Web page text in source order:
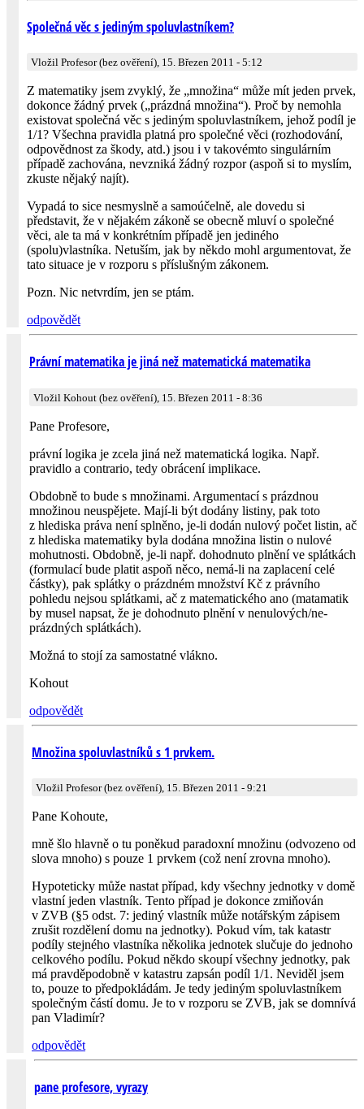
Společná věc s jediným spoluvlastníkem?
Vložil Profesor (bez ověření), 15. Březen 2011 - 5:12
Z matematiky jsem zvyklý, že „množina“ může mít jeden prvek,
dokonce žádný prvek („prázdná množina“). Proč by nemohla
existovat společná věc s jediným spoluvlastníkem, jehož podíl je
1/1? Všechna pravidla platná pro společné věci (rozhodování,
odpovědnost za škody, atd.) jsou i v takovémto singulárním
případě zachována, nevzniká žádný rozpor (aspoň si to myslím,
zkuste nějaký najít).
Vypadá to sice nesmyslně a samoúčelně, ale dovedu si
představit, že v nějakém zákoně se obecně mluví o společné
věci, ale ta má v konkrétním případě jen jediného
(spolu)vlastníka. Netuším, jak by někdo mohl argumentovat, že
tato situace je v rozporu s příslušným zákonem.
Pozn. Nic netvrdím, jen se ptám.
odpovědět
Právní matematika je jiná než matematická matematika
Vložil Kohout (bez ověření), 15. Březen 2011 - 8:36
Pane Profesore,
právní logika je zcela jiná než matematická logika. Např.
pravidlo a contrario, tedy obrácení implikace.
Obdobně to bude s množinami. Argumentací s prázdnou
množinou neuspějete. Mají-li být dodány listiny, pak toto
z hlediska práva není splněno, je-li dodán nulový počet listin, ač
z hlediska matematiky byla dodána množina listin o nulové
mohutnosti. Obdobně, je-li např. dohodnuto plnění ve splátkách
(formulací bude platit aspoň něco, nemá-li na zaplacení celé
částky), pak splátky o prázdném množství Kč z právního
pohledu nejsou splátkami, ač z matematického ano (matamatik
by musel napsat, že je dohodnuto plnění v nenulových/ne­
prázdných splátkách).
Možná to stojí za samostatné vlákno.
Kohout
odpovědět
Množina spoluvlastníků s 1 prvkem.
Vložil Profesor (bez ověření), 15. Březen 2011 - 9:21
Pane Kohoute,
mně šlo hlavně o tu poněkud paradoxní množinu (odvozeno od
slova mnoho) s pouze 1 prvkem (což není zrovna mnoho).
Hypoteticky může nastat případ, kdy všechny jednotky v domě
vlastní jeden vlastník. Tento případ je dokonce zmiňován
v ZVB (§5 odst. 7: jediný vlastník může notářským zápisem
zrušit rozdělení domu na jednotky). Pokud vím, tak katastr
podíly stejného vlastníka několika jednotek slučuje do jednoho
celkového podílu. Pokud někdo skoupí všechny jednotky, pak
má pravděpodobně v katastru zapsán podíl 1/1. Neviděl jsem
to, pouze to předpokládám. Je tedy jediným spoluvlastníkem
společným částí domu. Je to v rozporu se ZVB, jak se domnívá
pan Vladimír?
odpovědět
pane profesore, vyrazy